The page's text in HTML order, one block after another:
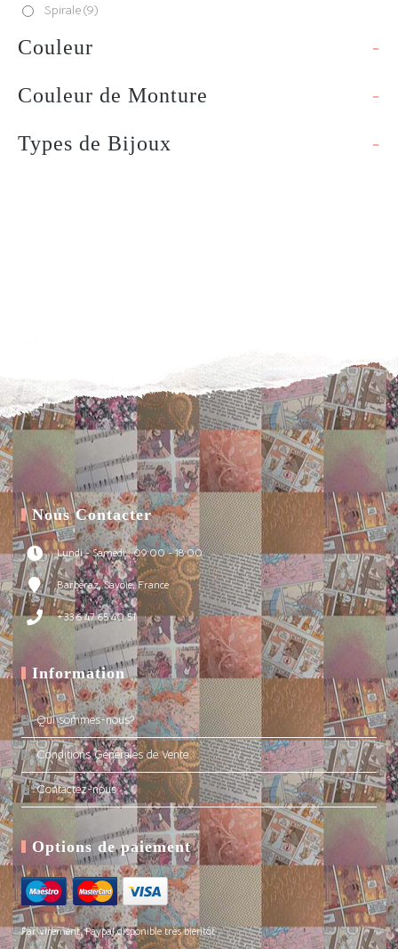
Spirale(9)
Couleur -
Couleur de Monture -
Types de Bijoux -
Nous Contacter
Lundi - Samedi : 09:00 - 18:00
Barberaz, Savoie, France
+33 6 47 65 40 51
Information
Qui sommes-nous?
Conditions Générales de Vente
Contactez-nous
Options de paiement
Par virement, Paypal disponible très bientôt